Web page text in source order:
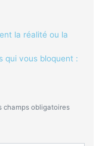
la réalité ou la
qui vous bloquent :
champs obligatoires